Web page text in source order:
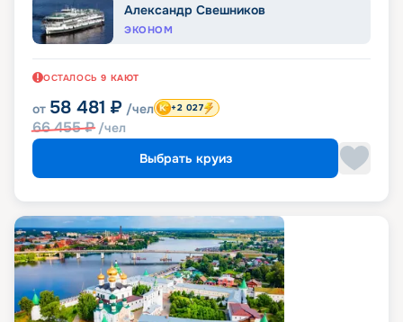
Александр Свешников
ЭКОНОМ
ОСТАЛОСЬ 9 КАЮТ
от 58 481 ₽ /чел
66 455₽ /чел
+2 027
Выбрать круиз